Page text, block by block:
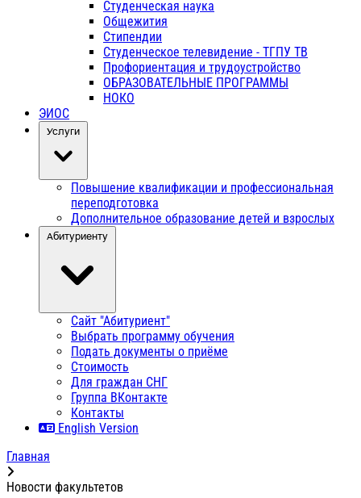
Студенческая наука
Общежития
Стипендии
Студенческое телевидение - ТГПУ ТВ
Профориентация и трудоустройство
ОБРАЗОВАТЕЛЬНЫЕ ПРОГРАММЫ
НОКО
ЭИОС
Услуги
Повышение квалификации и профессиональная
переподготовка
Дополнительное образование детей и взрослых
Абитуриенту
Сайт "Абитуриент"
Выбрать программу обучения
Подать документы о приёме
Стоимость
Для граждан СНГ
Группа ВКонтакте
Контакты
English Version
Главная
Новости факультетов